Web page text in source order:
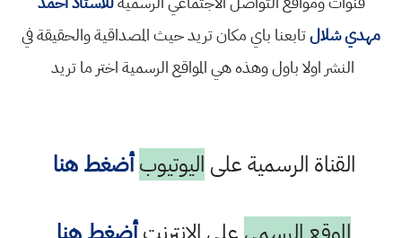
مهدي شلالتابعنا باي مكان تريد حيث المصداقية والحقيقة في
النشر اولا باول وهذه هي المواقع الرسمية اختر ما تريد
القناة الرسمية على اليوتيوب أضغط هنا